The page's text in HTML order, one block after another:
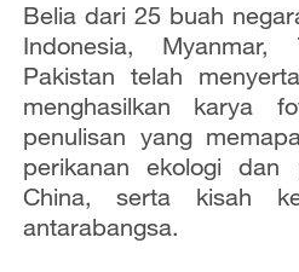
Belia dari 25 buah
Indonesia,
Pakistan telah
menghasilkan karya
penulisan yang
perikanan ekologi dan
China, serta kisah
antarabangsa.